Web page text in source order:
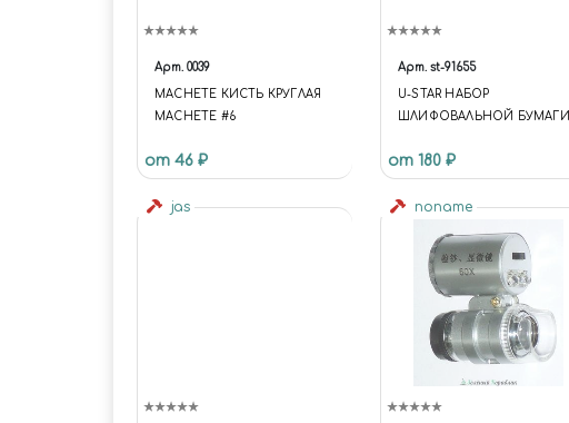
Арт. 0039
MACHETE КИСТЬ КРУГЛАЯ
MACHETE #6
от 46 ₽
Арт. st-91655
U-STAR НАБОР
ШЛИФОВАЛЬНОЙ БУМАГИ
30ШТ)
от 180 ₽
jas noname